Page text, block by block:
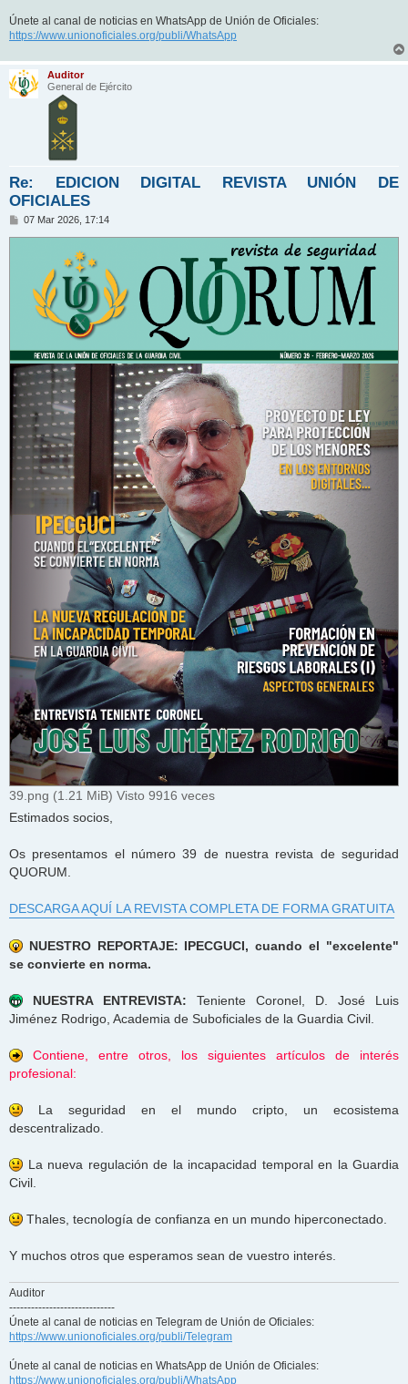
Únete al canal de noticias en WhatsApp de Unión de Oficiales:
https://www.unionoficiales.org/publi/WhatsApp
Auditor
General de Ejército
Re: EDICION DIGITAL REVISTA UNIÓN DE
OFICIALES
M
07 Mar 2026, 17:14
39.png (1.21 MiB) Visto 9916 veces
Estimados socios,
Os presentamos el número 39 de nuestra revista de seguridad
QUORUM.
DESCARGA AQUÍ LA REVISTA COMPLETA DE FORMA GRATUITA
NUESTRO REPORTAJE: IPECGUCI, cuando el "excelente"
se convierte en norma.
NUESTRA ENTREVISTA: Teniente Coronel, D. José Luis
Jiménez Rodrigo, Academia de Suboficiales de la Guardia Civil.
Contiene, entre otros, los siguientes artículos de interés
profesional:
La seguridad en el mundo cripto, un ecosistema
descentralizado.
La nueva regulación de la incapacidad temporal en la Guardia
Civil.
Thales, tecnología de confianza en un mundo hiperconectado.
Y muchos otros que esperamos sean de vuestro interés.
Auditor
-----------------------------
Únete al canal de noticias en Telegram de Unión de Oficiales:
https://www.unionoficiales.org/publi/Telegram
Únete al canal de noticias en WhatsApp de Unión de Oficiales:
https://www.unionoficiales.org/publi/WhatsApp